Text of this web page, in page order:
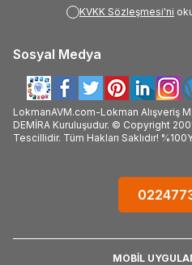
KVKK Sözleşmesi'ni
Sosyal Medya
LokmanAVM.com-Lokman Alışveriş
DEMİRA Kuruluşudur. © Copyright
Tescillidir. Tüm Hakları Saklıdır!
MOBİL